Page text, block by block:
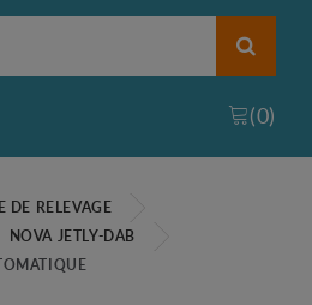
(0)
DE RELEVAGE
NOVA JETLY-DAB